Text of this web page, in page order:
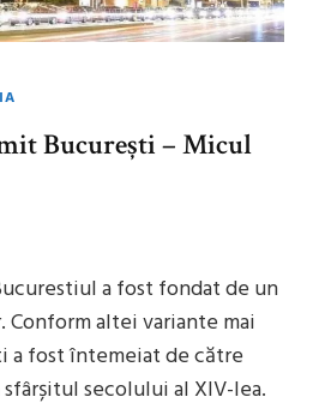
București – Micul
a fost fondat de un
altei variante mai
a fost întemeiat de către
secolului al XIV-lea.